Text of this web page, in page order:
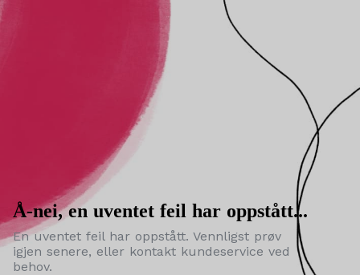
Å-nei, en uventet feil har oppstått...
En uventet feil har oppstått. Vennligst prøv
igjen senere, eller kontakt kundeservice ved
behov.